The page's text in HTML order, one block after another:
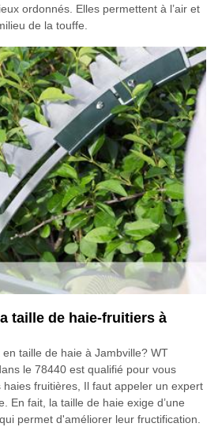
ordonnés. Elles permettent à l’air et
de la touffe.
taille de haie-fruitiers à
taille de haie à Jambville? WT
le 78440 est qualifié pour vous
haies fruitières, Il faut appeler un expert
En fait, la taille de haie exige d’une
permet d'améliorer leur fructification.